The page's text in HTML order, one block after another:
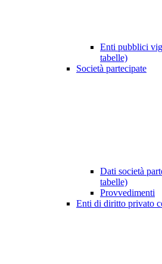
Enti pubblici
tabelle)
Società partecipate
Dati società
tabelle)
Provvedimenti
Enti di diritto privato